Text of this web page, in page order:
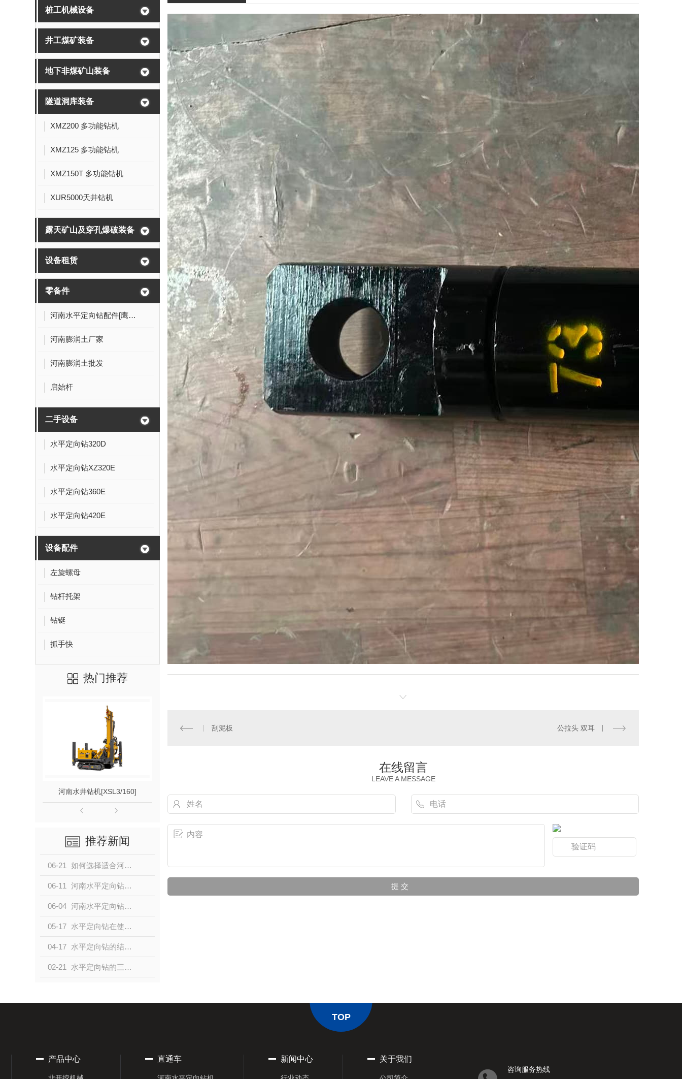
桩工机械设备
井工煤矿装备
地下非煤矿山装备
隧道洞库装备
XMZ200 多功能钻机
XMZ125 多功能钻机
XMZ150T 多功能钻机
XUR5000天井钻机
露天矿山及穿孔爆破装备
设备租赁
零备件
河南水平定向钻配件[鹰爪式导向钻头]
河南膨润土厂家
河南膨润土批发
启始杆
二手设备
水平定向钻320D
水平定向钻XZ320E
水平定向钻360E
水平定向钻420E
设备配件
左旋螺母
钻杆托架
钻铤
抓手快
热门推荐
河南水井钻机[XSL3/160]
推荐新闻
06-21 如何选择适合河南水平定向钻机的配件？
06-11 河南水平定向钻机配件购买指南
06-04 河南水平定向钻机的关键配件有哪些？
05-17 水平定向钻在使用时需要注意的事项都有哪些？
04-17 水平定向钻的结构是什么呢？
02-21 水平定向钻的三个阶段过程是什么呢？
刮泥板 公拉头 双耳
在线留言
LEAVE A MESSAGE
TOP
产品中心 直通车 新闻中心 关于我们
咨询服务热线